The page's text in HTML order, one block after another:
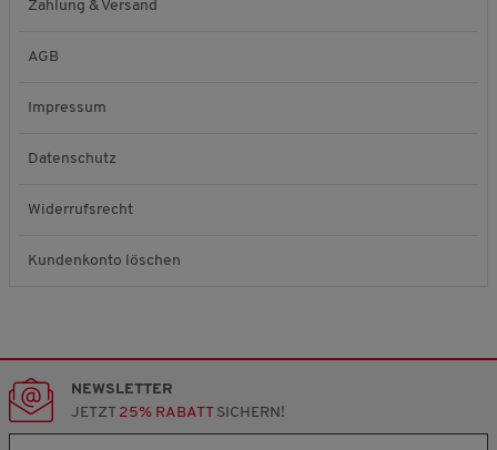
Zahlung & Versand
AGB
Impressum
Datenschutz
Widerrufsrecht
Kundenkonto löschen
NEWSLETTER
JETZT 25% RABATTSICHERN!